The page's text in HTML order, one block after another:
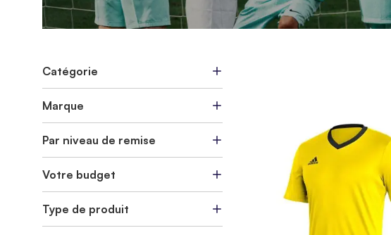
Catégorie
Marque
Par niveau de remise
Votre budget
Type de produit